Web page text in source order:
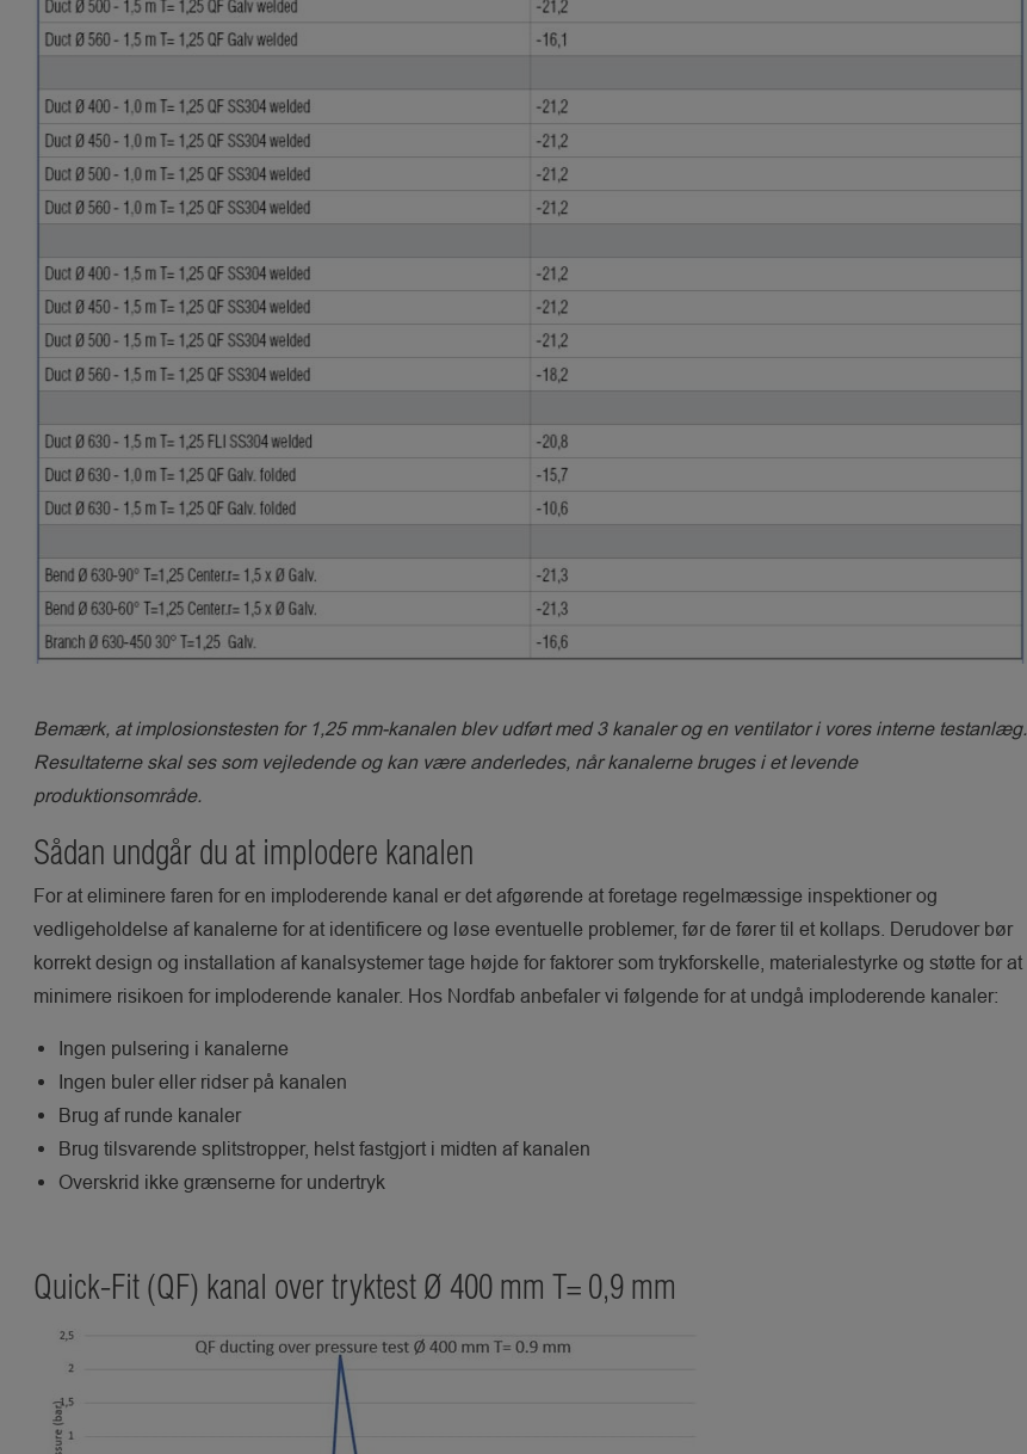
Bemærk, at implosionstesten for 1,25 mm-kanalen blev udført med 3 kanaler og en ventilator i vores interne testanlæg.
Resultaterne skal ses som vejledende og kan være anderledes, når kanalerne bruges i et levende
produktionsområde.
Sådan undgår du at implodere kanalen
For at eliminere faren for en imploderende kanal er det afgørende at foretage regelmæssige inspektioner og
vedligeholdelse af kanalerne for at identificere og løse eventuelle problemer, før de fører til et kollaps. Derudover bør
korrekt design og installation af kanalsystemer tage højde for faktorer som trykforskelle, materialestyrke og støtte for at
minimere risikoen for imploderende kanaler. Hos Nordfab anbefaler vi følgende for at undgå imploderende kanaler:
Ingen pulsering i kanalerne
Ingen buler eller ridser på kanalen
Brug af runde kanaler
Brug tilsvarende splitstropper, helst fastgjort i midten af kanalen
Overskrid ikke grænserne for undertryk
Quick-Fit (QF) kanal over tryktest Ø 400 mm T= 0,9 mm